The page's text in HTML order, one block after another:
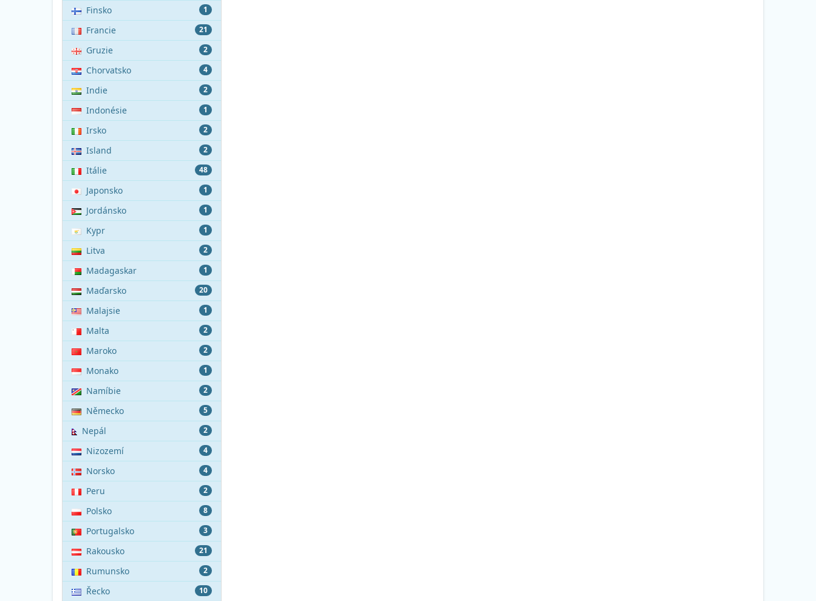
1
Finsko
21
Francie
2
Gruzie
4
Chorvatsko
2
Indie
1
Indonésie
2
Irsko
2
Island
48
Itálie
1
Japonsko
1
Jordánsko
1
Kypr
2
Litva
1
Madagaskar
20
Maďarsko
1
Malajsie
2
Malta
2
Maroko
1
Monako
2
Namíbie
5
Německo
2
Nepál
4
Nizozemí
4
Norsko
2
Peru
8
Polsko
3
Portugalsko
21
Rakousko
2
Rumunsko
10
Řecko